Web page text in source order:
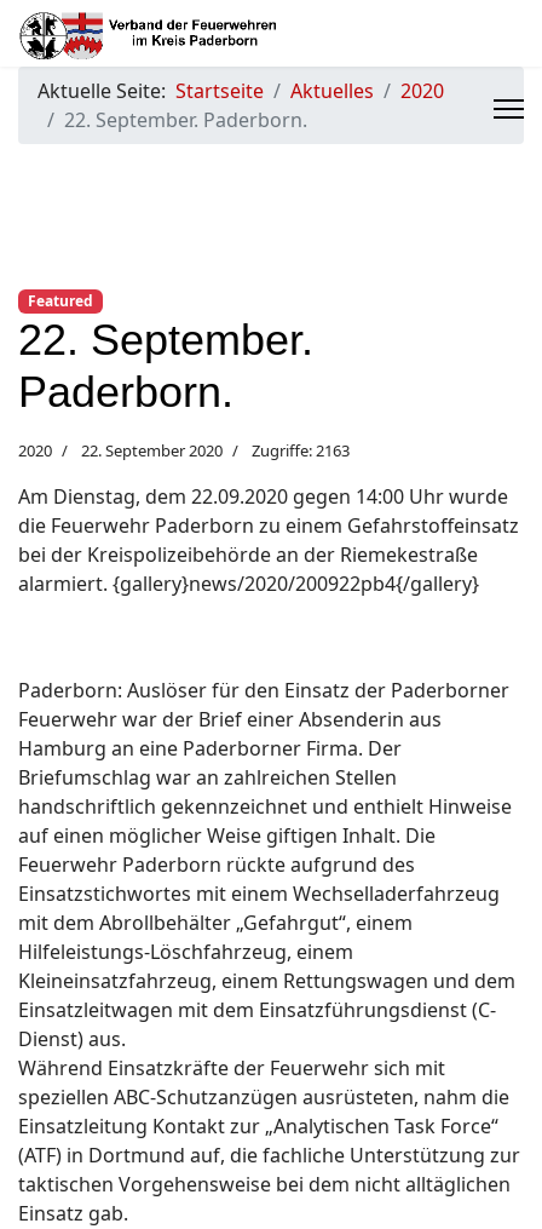
Aktuelle Seite: Startseite Aktuelles
2020
22. September. Paderborn.
Featured
22. September.
Paderborn.
2020 22. September 2020 Zugriffe: 2163
Am Dienstag, dem 22.09.2020 gegen 14:00 Uhr wurde
die Feuerwehr Paderborn zu einem Gefahrstoffeinsatz
bei der Kreispolizeibehörde an der Riemekestraße
alarmiert. {gallery}news/2020/200922pb4{/gallery}
Paderborn: Auslöser für den Einsatz der Paderborner
Feuerwehr war der Brief einer Absenderin aus
Hamburg an eine Paderborner Firma. Der
Briefumschlag war an zahlreichen Stellen
handschriftlich gekennzeichnet und enthielt Hinweise
auf einen möglicher Weise giftigen Inhalt. Die
Feuerwehr Paderborn rückte aufgrund des
Einsatzstichwortes mit einem Wechselladerfahrzeug
mit dem Abrollbehälter „Gefahrgut“, einem
Hilfeleistungs-Löschfahrzeug, einem
Kleineinsatzfahrzeug, einem Rettungswagen und dem
Einsatzleitwagen mit dem Einsatzführungsdienst (C-
Dienst) aus.
Während Einsatzkräfte der Feuerwehr sich mit
speziellen ABC-Schutzanzügen ausrüsteten, nahm die
Einsatzleitung Kontakt zur „Analytischen Task Force“
(ATF) in Dortmund auf, die fachliche Unterstützung zur
taktischen Vorgehensweise bei dem nicht alltäglichen
Einsatz gab.